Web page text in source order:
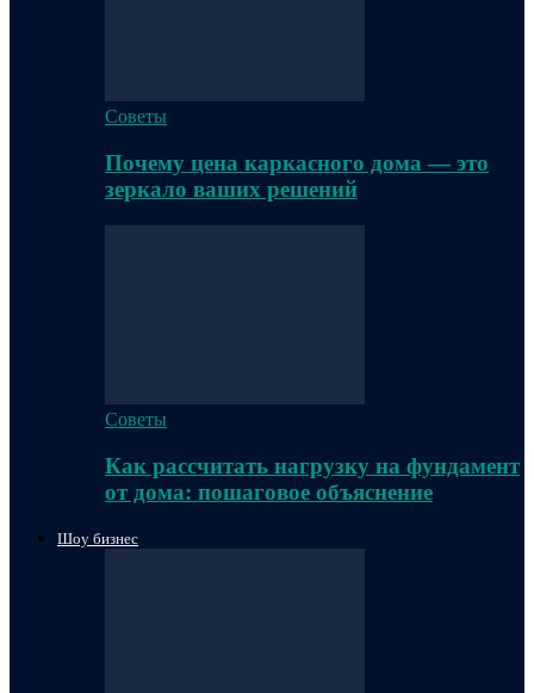
Советы
Почему цена каркасного дома — это
зеркало ваших решений
Советы
Как рассчитать нагрузку на фундамент
от дома: пошаговое объяснение
Шоу бизнес